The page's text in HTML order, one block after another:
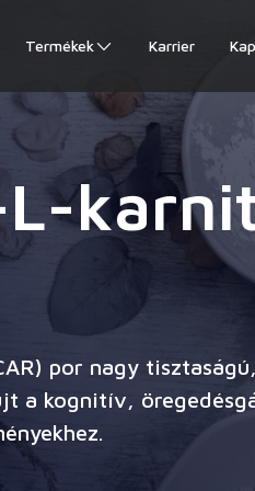
Termékek Karrier
por nagy
a kognitív,